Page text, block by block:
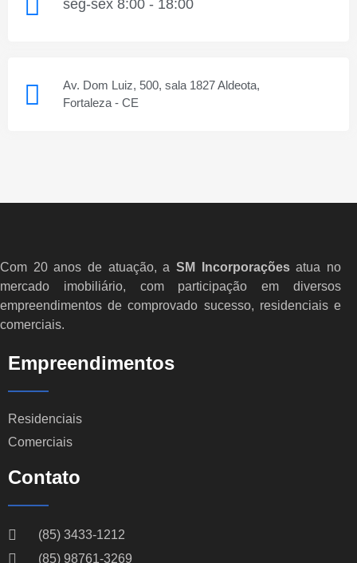
seg-sex 8:00 - 18:00
Av. Dom Luiz, 500, sala 1827 Aldeota,
Fortaleza - CE
Com 20 anos de atuação, a SM Incorporaçõesatua no
mercado imobiliário, com participação em diversos
empreendimentos de comprovado sucesso, residenciais e
comerciais.
Empreendimentos
Residenciais
Comerciais
Contato
(85) 3433-1212
(85) 98761-3269